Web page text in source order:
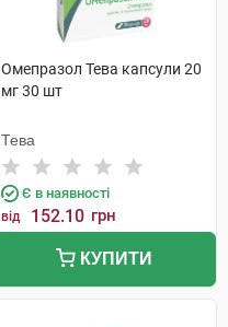
Омепразол Тева капсули 20
мг 30 шт
Тева
Є в наявності
від 152.10 грн
КУПИТИ